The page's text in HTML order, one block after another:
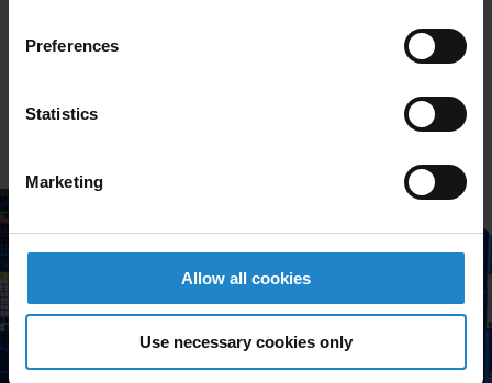
Preferences
Statistics
Marketing
Allow all cookies
Use necessary cookies only
ajoutée, améliorant ainsi la productivité globale.